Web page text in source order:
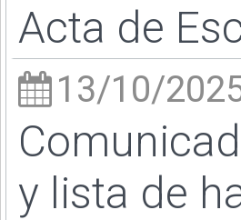
Acta de
13/10/
y lista de